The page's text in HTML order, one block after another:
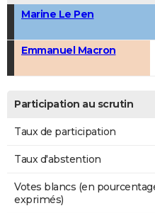
Marine Le Pen
Emmanuel Macron
Participation au scrutin
Taux de participation
Taux d'abstention
Votes blancs (en
exprimés)